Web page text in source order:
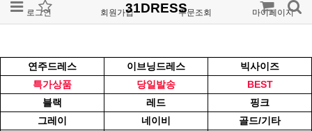
로그인 회원가입 주문조회 마이페이지
31DRESS
연주드레스 이브닝드레스
빅사이즈
특가상품
당일발송
BEST
블랙
레드
핑크
그레이
네이비
골드/기타